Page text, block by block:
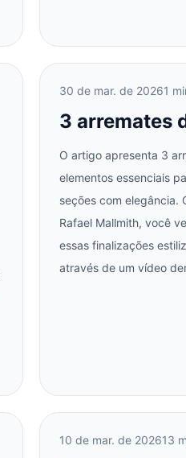
30 de mar. de 20261
3 arremates
O artigo apresenta 3
elementos essenciais
seções com elegância.
Rafael Mallmith, você
essas finalizações
através de um vídeo
10 de mar. de 202613